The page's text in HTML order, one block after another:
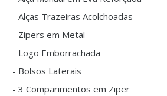
- Alças Trazeiras Acolchoadas
- Zipers em Metal
- Logo Emborrachada
- Bolsos Laterais
- 3 Comparimentos em Ziper